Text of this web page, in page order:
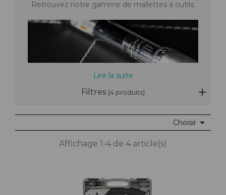
Retrouvez notre gamme de mallettes à outils.
Lire la suite
Filtres (4 produits)
Choisir 
Affichage 1-4 de 4 article(s)